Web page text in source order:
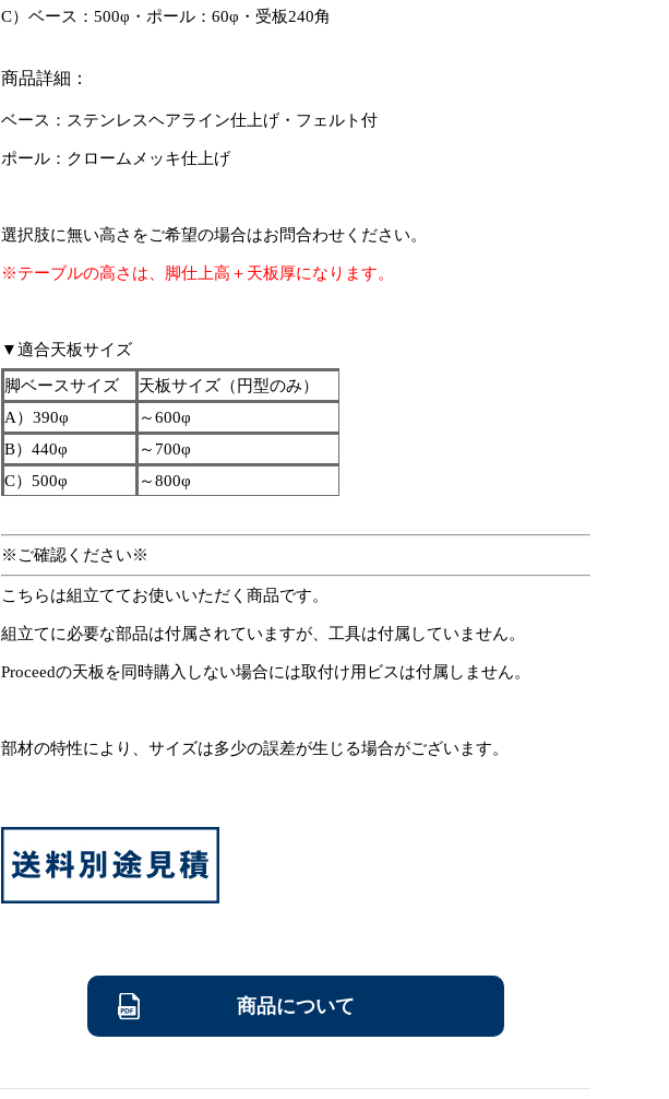
C）ベース：500φ・ポール：60φ・受板240角
商品詳細：
ベース：ステンレスヘアライン仕上げ・フェルト付
ポール：クロームメッキ仕上げ
選択肢に無い高さをご希望の場合はお問合わせください。
※テーブルの高さは、脚仕上高＋天板厚になります。
▼適合天板サイズ
脚ベースサイズ
天板サイズ（円型のみ）
A）390φ
～600φ
B）440φ
～700φ
C）500φ
～800φ
※ご確認ください※
こちらは組立ててお使いいただく商品です。
組立てに必要な部品は付属されていますが、工具は付属していません。
Proceedの天板を同時購入しない場合には取付け用ビスは付属しません。
部材の特性により、サイズは多少の誤差が生じる場合がございます。
商品について